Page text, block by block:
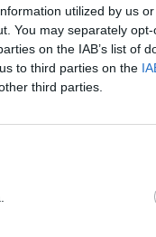
utilized by us
You may separately
on the IAB’s list of
to third parties on the
third parties.
League
otto
frenata